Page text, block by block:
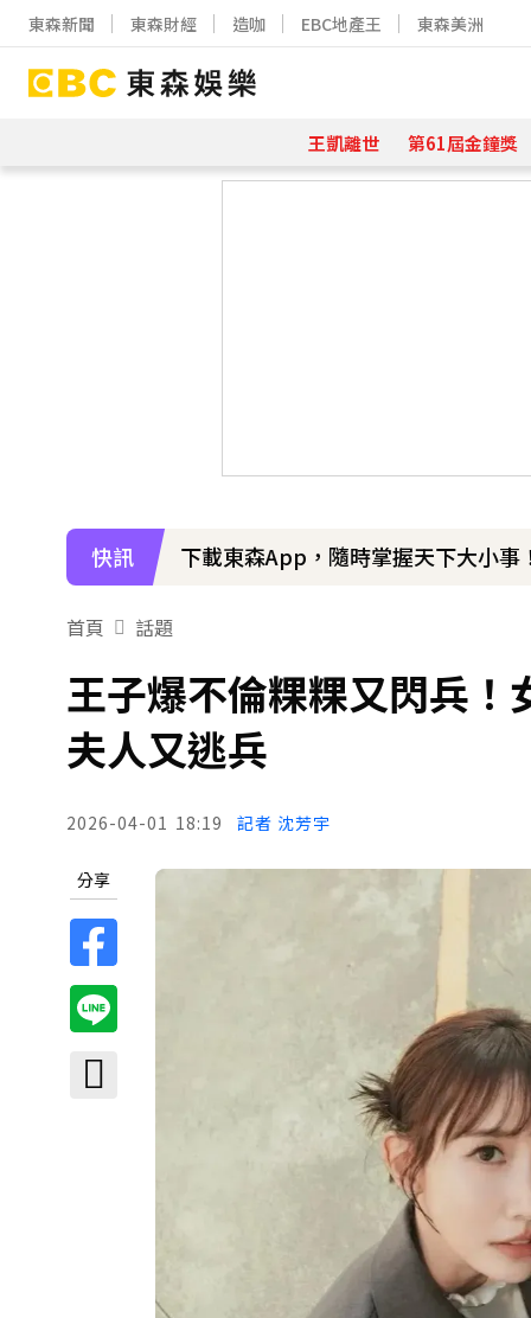
東森新聞 東森財經 造咖 EBC地產王 東森美洲
王凱離世 第61屆金鐘獎
快訊 下載東森App，隨時掌握天下大小事
首頁 話題
王子爆不倫粿粿又閃兵
夫人又逃兵
2026-04-01 18:19 記者 沈芳宇
分享